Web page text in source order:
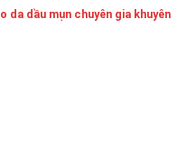
da dầu mụn chuyên gia khuyên